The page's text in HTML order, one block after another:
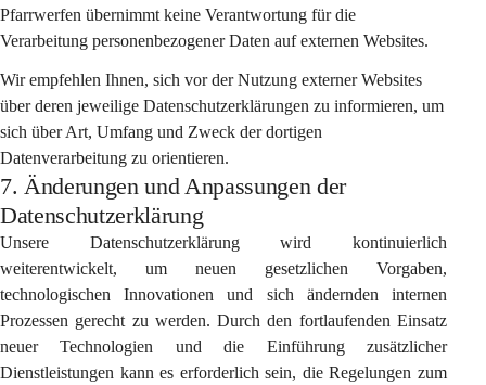
Pfarrwerfen übernimmt keine Verantwortung für die
Verarbeitung personenbezogener Daten auf externen Websites.
Wir empfehlen Ihnen, sich vor der Nutzung externer Websites
über deren jeweilige Datenschutzerklärungen zu informieren, um
sich über Art, Umfang und Zweck der dortigen
Datenverarbeitung zu orientieren.
7. Änderungen und Anpassungen der
Datenschutzerklärung
Unsere Datenschutzerklärung wird kontinuierlich
weiterentwickelt, um neuen gesetzlichen Vorgaben,
technologischen Innovationen und sich ändernden internen
Prozessen gerecht zu werden. Durch den fortlaufenden Einsatz
neuer Technologien und die Einführung zusätzlicher
Dienstleistungen kann es erforderlich sein, die Regelungen zum